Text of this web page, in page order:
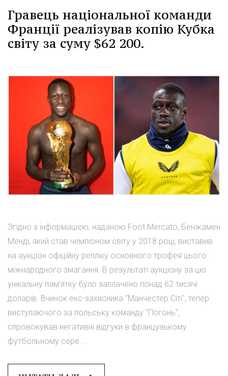
Гравець національної команди
Франції реалізував копію Кубка
світу за суму $62 200.
Згідно з інформацією, наданою Foot Mercato, Бенжамен
Менді, який став чемпіоном світу у 2018 році, виставив
на аукціон офіційну репліку основного трофея цього
міжнародного змагання. В результаті аукціону за цю
унікальну пам'ятку було заплачено понад 62 тисячі
доларів. Вчинок екс-захисника "Манчестер Сіті", тепер
виступаючого за польську команду "Погонь",
спровокував негативні відгуки в французькому
футбольному сере...